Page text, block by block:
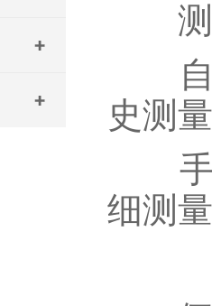
测
自
史测
手
细测